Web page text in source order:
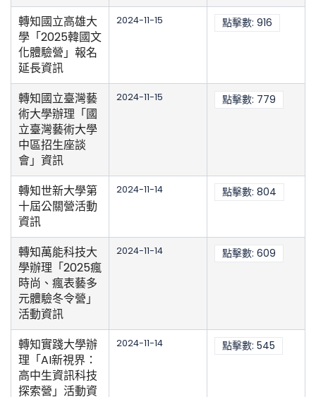
轉知國立高雄大
學「2025韓國文
化體驗營」報名
延長資訊
2024-11-15 點擊數: 916
轉知國立臺灣藝
術大學辦理「國
立臺灣藝術大學
中區招生座談
會」資訊
2024-11-15 點擊數: 779
轉知世新大學第
十屆公關營活動
資訊
2024-11-14 點擊數: 804
轉知萬能科技大
學辦理「2025瘋
時尚、瘋表藝多
元體驗冬令營」
活動資訊
2024-11-14 點擊數: 609
轉知實踐大學辦
理「AI新視界：
高中生資訊科技
探索營」活動資
2024-11-14 點擊數: 545